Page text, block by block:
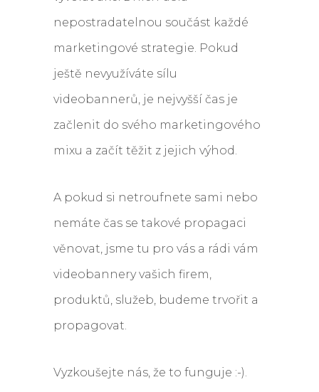
nepostradatelnou součást každé
marketingové strategie. Pokud
ještě nevyužíváte sílu
videobannerů, je nejvyšší čas je
začlenit do svého marketingového
mixu a začít těžit z jejich výhod.
A pokud si netroufnete sami nebo
nemáte čas se takové propagaci
věnovat, jsme tu pro vás a rádi vám
videobannery vašich firem,
produktů, služeb, budeme trvořit a
propagovat.
Vyzkoušejte nás, že to funguje :-).